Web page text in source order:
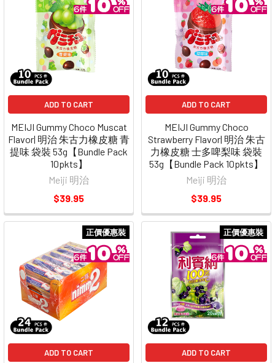
ADD TO CART
MEIJI Gummy Choco Muscat
Flavor| 明治 朱古力橡皮糖 青
提味 袋裝 53g【Bundle Pack
10pkts】
Meiji 明治
$39.95
ADD TO CART
MEIJI Gummy Choco
Strawberry Flavor| 明治 朱古
力橡皮糖 士多啤梨味 袋裝
53g【Bundle Pack 10pkts】
Meiji 明治
$39.95
正價優惠裝
ADD TO CART
正價優惠裝
ADD TO CART